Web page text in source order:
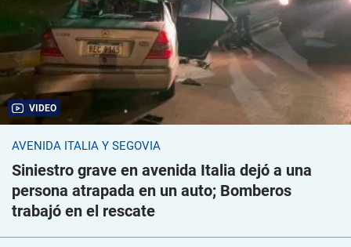
VIDEO
AVENIDA ITALIA Y SEGOVIA
Siniestro grave en avenida Italia dejó a una
persona atrapada en un auto; Bomberos
trabajó en el rescate